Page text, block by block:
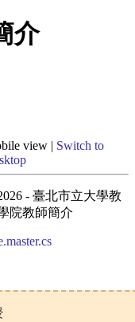
介
view | Switch to
- 臺北市立大學教
院教師簡介